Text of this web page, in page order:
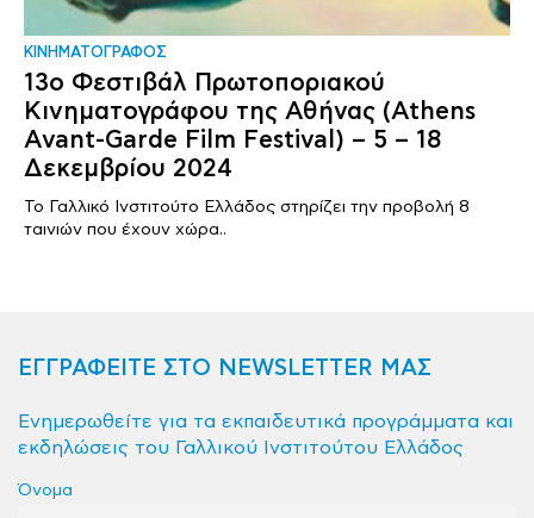
ΚΙΝΗΜΑΤΟΓΡΑΦΟΣ
13ο Φεστιβάλ Πρωτοποριακού
Κινηματογράφου της Αθήνας (Athens
Avant-Garde Film Festival) – 5 – 18
Δεκεμβρίου 2024
Το Γαλλικό Ινστιτούτο Ελλάδος στηρίζει την προβολή 8
ταινιών που έχουν χώρα..
ΕΓΓΡΑΦΕΙΤΕ ΣΤΟ NEWSLETTER ΜΑΣ
Ενημερωθείτε για τα εκπαιδευτικά προγράμματα και
εκδηλώσεις του Γαλλικού Ινστιτούτου Ελλάδος
Όνομα